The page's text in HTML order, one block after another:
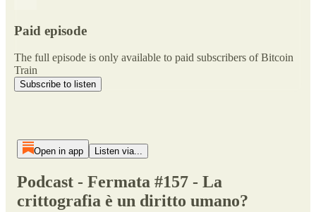
Paid episode
The full episode is only available to paid subscribers of Bitcoin
Train
Subscribe to listen
Open in app Listen via...
Podcast - Fermata #157 - La
crittografia è un diritto umano?